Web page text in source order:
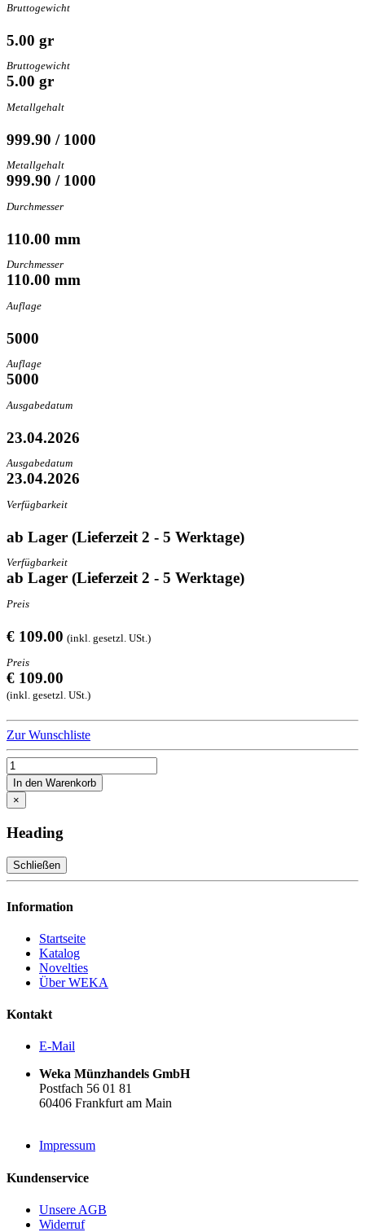
Bruttogewicht
5.00 gr
Bruttogewicht
5.00 gr
Metallgehalt
999.90 / 1000
Metallgehalt
999.90 / 1000
Durchmesser
110.00 mm
Durchmesser
110.00 mm
Auflage
5000
Auflage
5000
Ausgabedatum
23.04.2026
Ausgabedatum
23.04.2026
Verfügbarkeit
ab Lager (Lieferzeit 2 - 5 Werktage)
Verfügbarkeit
ab Lager (Lieferzeit 2 - 5 Werktage)
Preis
€ 109.00 (inkl. gesetzl. USt.)
Preis
€ 109.00
(inkl. gesetzl. USt.)
Zur Wunschliste
In den Warenkorb
×
Heading
Schließen
Information
Startseite
Katalog
Novelties
Über WEKA
Kontakt
E-Mail
Weka Münzhandels GmbH
Postfach 56 01 81
60406 Frankfurt am Main
Impressum
Kundenservice
Unsere AGB
Widerruf